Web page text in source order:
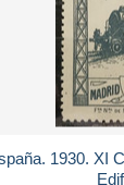
1930. XI